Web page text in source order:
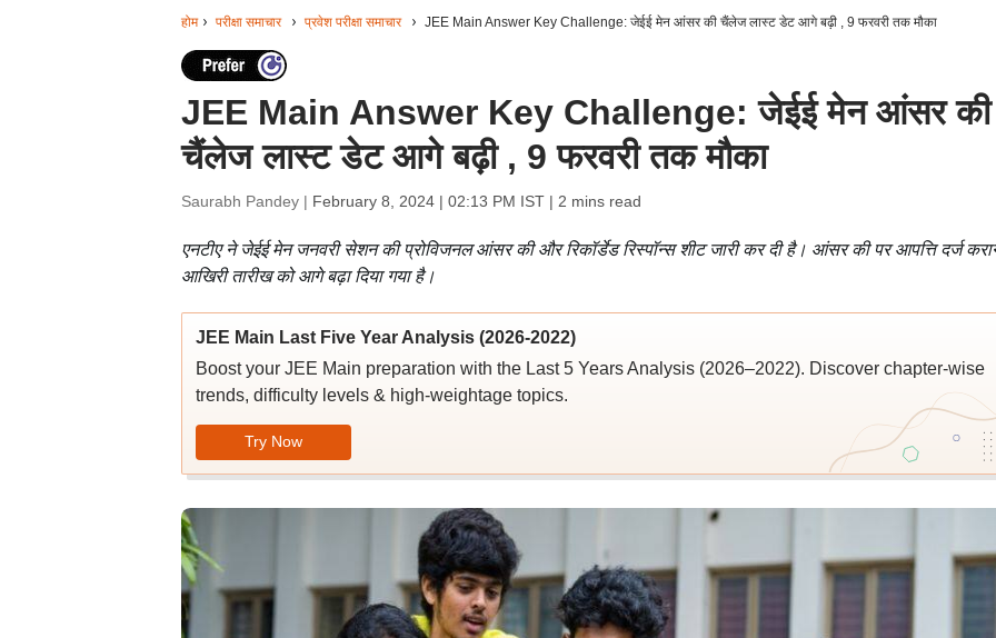
होम परीक्षा समाचार प्रवेश परीक्षा समाचार JEE Main Answer Key Challenge: जेईई मेन आंसर की चैंलेज लास्ट डेट आगे बढ़ी , 9 फरवरी तक मौका
JEE Main Answer Key Challenge: जेईई मेन आंसर की
चैंलेज लास्ट डेट आगे बढ़ी , 9 फरवरी तक मौका
Saurabh Pandey | February 8, 2024 | 02:13 PM IST| 2 mins read
एनटीए ने जेईई मेन जनवरी सेशन की प्रोविजनल आंसर की और रिकॉर्डेड रिस्पॉन्स शीट जारी कर दी है। आंसर की पर आपत्ति दर्ज
आखिरी तारीख को आगे बढ़ा दिया गया है।
JEE Main Last Five Year Analysis (2026-2022)
Boost your JEE Main preparation with the Last 5 Years Analysis (2026–2022). Discover chapter-wise
trends, difficulty levels & high-weightage topics.
Try Now